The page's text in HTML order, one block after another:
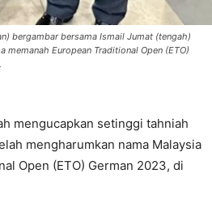
bergambar bersama Ismail Jumat (tengah)
European Traditional Open (ETO)
mengucapkan setinggi tahniah
mengharumkan nama Malaysia
Open (ETO) German 2023, di